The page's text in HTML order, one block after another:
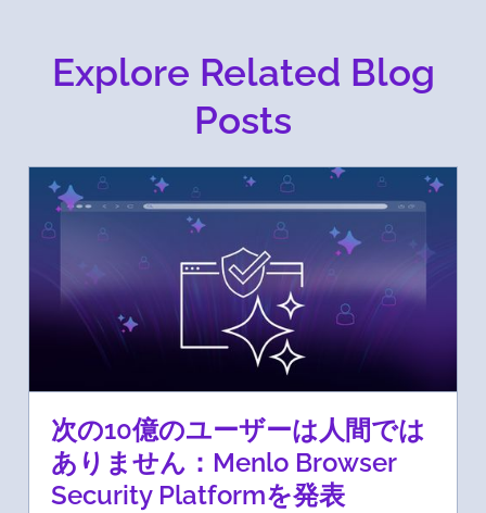
Explore Related Blog
Posts
次の10億のユーザーは人間では
ありません：Menlo Browser
Security Platformを発表